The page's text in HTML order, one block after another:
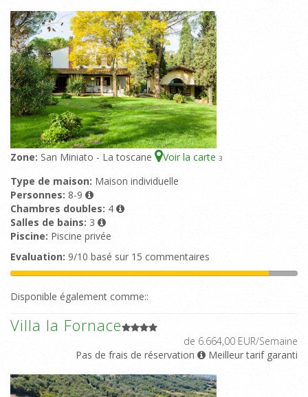
Zone: San Miniato - La toscane Voir la carte 3
Type de maison: Maison individuelle
Personnes: 8-9
Chambres doubles: 4
Salles de bains: 3
Piscine: Piscine privée
Evaluation: 9/10 basé sur 15 commentaires
Disponible également comme::
Villa la Fornace
de 6.664,00 EUR/Semaine
Pas de frais de réservation
Meilleur tarif garanti